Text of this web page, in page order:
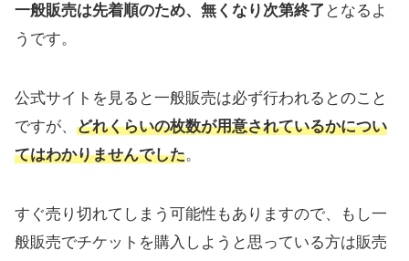
一般販売は先着順のため、無くなり次第終了 となるよ
うです。
公式サイトを見ると一般販売は必ず行われるとのこと
ですが、 どれくらいの枚数が用意されているかについ
てはわかりませんでした。
すぐ売り切れてしまう可能性もありますので、もし一
般販売でチケットを購入しようと思っている方は販売